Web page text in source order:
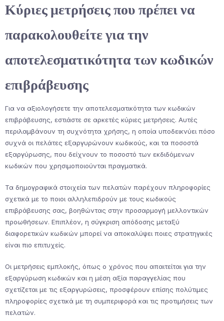
Κύριες μετρήσεις που πρέπει να
παρακολουθείτε για την
αποτελεσματικότητα των κωδικών
επιβράβευσης
Για να αξιολογήσετε την αποτελεσματικότητα των κωδικών
επιβράβευσης, εστιάστε σε αρκετές κύριες μετρήσεις. Αυτές
περιλαμβάνουν τη συχνότητα χρήσης, η οποία υποδεικνύει πόσο
συχνά οι πελάτες εξαργυρώνουν κωδικούς, και τα ποσοστά
εξαργύρωσης, που δείχνουν το ποσοστό των εκδιδόμενων
κωδικών που χρησιμοποιούνται πραγματικά.
Τα δημογραφικά στοιχεία των πελατών παρέχουν πληροφορίες
σχετικά με το ποιοι αλληλεπιδρούν με τους κωδικούς
επιβράβευσης σας, βοηθώντας στην προσαρμογή μελλοντικών
προωθήσεων. Επιπλέον, η σύγκριση απόδοσης μεταξύ
διαφορετικών κωδικών μπορεί να αποκαλύψει ποιες στρατηγικές
είναι πιο επιτυχείς.
Οι μετρήσεις εμπλοκής, όπως ο χρόνος που απαιτείται για την
εξαργύρωση κωδικών και η μέση αξία παραγγελίας που
σχετίζεται με τις εξαργυρώσεις, προσφέρουν επίσης πολύτιμες
πληροφορίες σχετικά με τη συμπεριφορά και τις προτιμήσεις των
πελατών.